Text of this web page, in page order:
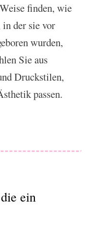
finden, wie
der sie vor
wurden,
Sie aus
Druckstilen,
passen.
ein